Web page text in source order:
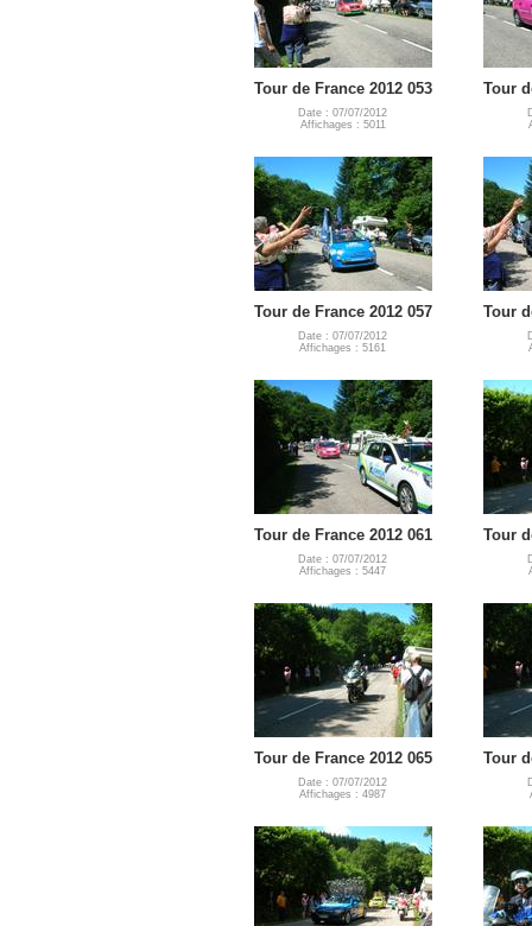
Tour de France 2012 053
Date : 07/07/2012
Affichages : 5011
Tour
Tour de France 2012 057
Date : 07/07/2012
Affichages : 5161
Tour
Tour de France 2012 061
Date : 07/07/2012
Affichages : 5447
Tour
Tour de France 2012 065
Date : 07/07/2012
Affichages : 4987
Tour